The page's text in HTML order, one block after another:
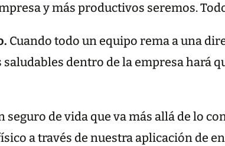
y más productivos seremos.
Cuando todo un equipo rema a una
dentro de la empresa hará
seguro de vida que va más allá de lo
a través de nuestra aplicación de